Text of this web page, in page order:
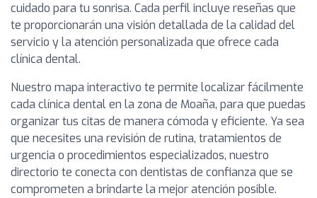
cuidado para tu sonrisa. Cada perfil incluye reseñas que
te proporcionarán una visión detallada de la calidad del
servicio y la atención personalizada que ofrece cada
clínica dental.
Nuestro mapa interactivo te permite localizar fácilmente
cada clínica dental en la zona de Moaña, para que puedas
organizar tus citas de manera cómoda y eficiente. Ya sea
que necesites una revisión de rutina, tratamientos de
urgencia o procedimientos especializados, nuestro
directorio te conecta con dentistas de confianza que se
comprometen a brindarte la mejor atención posible.